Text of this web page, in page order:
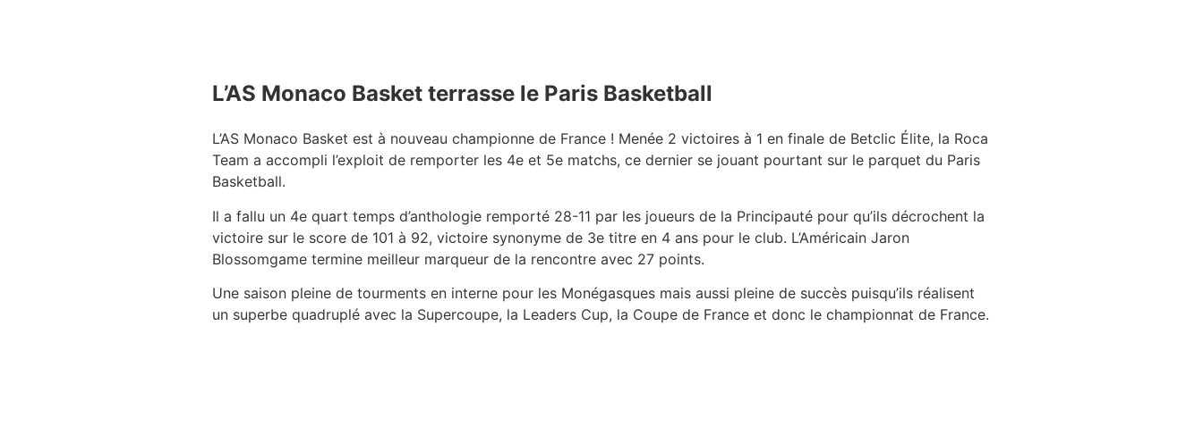
L’AS Monaco Basket terrasse le Paris Basketball
L’AS Monaco Basket est à nouveau championne de France ! Menée 2 victoires à 1 en finale de Betclic Élite, la Roca
Team a accompli l’exploit de remporter les 4e et 5e matchs, ce dernier se jouant pourtant sur le parquet du Paris
Basketball.
Il a fallu un 4e quart temps d’anthologie remporté 28-11 par les joueurs de la Principauté pour qu’ils décrochent la
victoire sur le score de 101 à 92, victoire synonyme de 3e titre en 4 ans pour le club. L’Américain Jaron
Blossomgame termine meilleur marqueur de la rencontre avec 27 points.
Une saison pleine de tourments en interne pour les Monégasques mais aussi pleine de succès puisqu’ils réalisent
un superbe quadruplé avec la Supercoupe, la Leaders Cup, la Coupe de France et donc le championnat de France.